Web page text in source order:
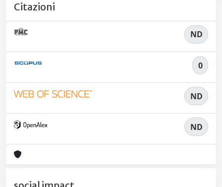
Citazioni
ND
0
ND
ND